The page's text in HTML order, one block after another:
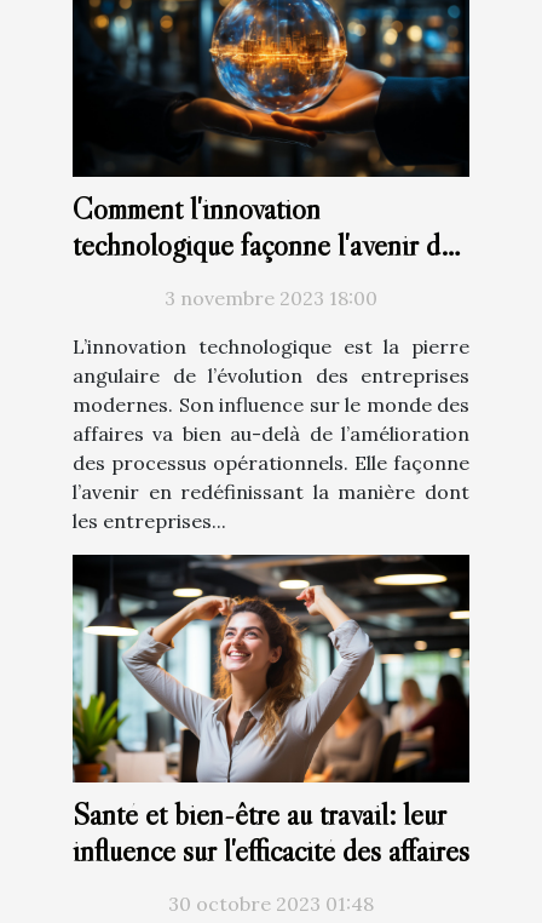
Comment l'innovation
technologique façonne l'avenir des
entreprises3 novembre 2023 18:00
L’innovation technologique est la pierre
angulaire de l’évolution des entreprises
modernes. Son influence sur le monde des
affaires va bien au-delà de l’amélioration
des processus opérationnels. Elle façonne
l’avenir en redéfinissant la manière dont
les entreprises...
Santé et bien-être au travail: leur
influence sur l'efficacité des affaires
30 octobre 2023 01:48